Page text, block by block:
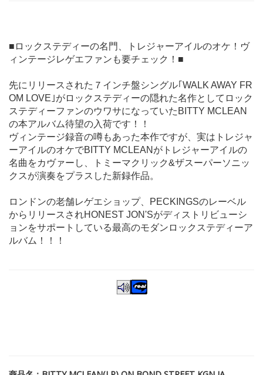
■ロックステディーの名門、トレジャーアイルのオケ！ヴ
ィンテージレゲエファンも要チェック！■
先にリリースされた７インチ盤シングル｢WALK AWAY FR
OM LOVE｣がロックステディーの隠れた名作としてロック
ステディーファンのウワサになっていたBITTY MCLEAN
の本アルバム待望の入荷です！！
ヴィンテージ録音の噂もあった本作ですが、実はトレジャ
ーアイルのオケでBITTY MCLEANがトレジャーアイルの
名曲をカヴァーし、トミーマクリック&ザスーパーソニッ
クスが演奏をプラスした新録作品。
ロンドンの老舗レゲエショップ、PECKINGSのレーベル
からリリースされHONEST JON'Sがディストリビューシ
ョンをサポートしている最高のモダンロックステディーア
ルバム！！！